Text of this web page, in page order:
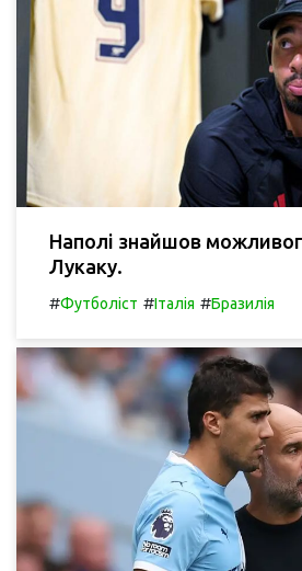
Наполі знайшов
Лукаку.
#Футболіст #Італія #Бразилія